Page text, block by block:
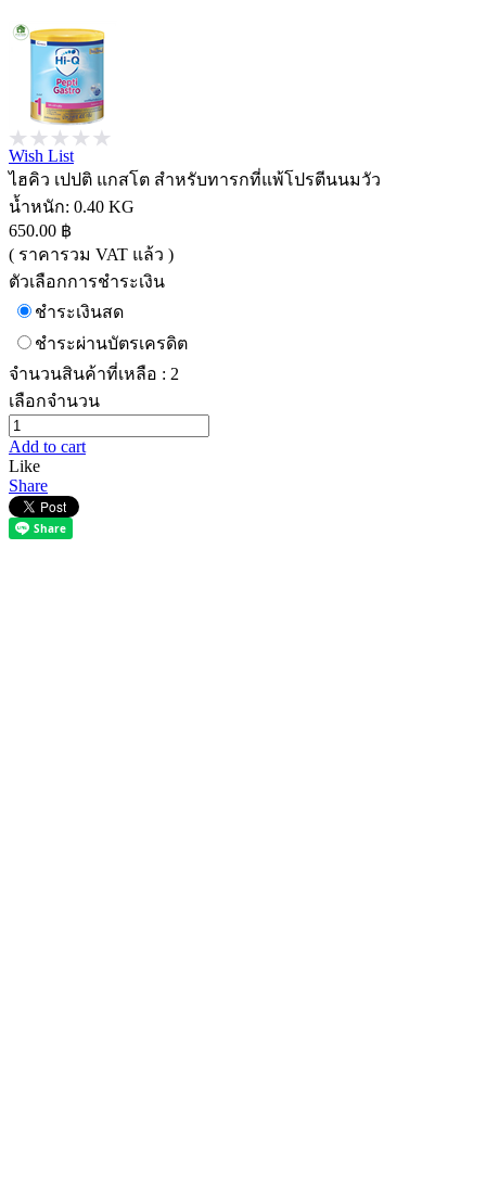
Wish List
ไฮคิว เปปติ แกสโต สำหรับทารกที่แพ้โปรตีนนมวัว
น้ำหนัก: 0.40 KG
650.00 ฿
( ราคารวม VAT แล้ว )
ตัวเลือกการชำระเงิน
ชำระเงินสด
ชำระผ่านบัตรเครดิต
จำนวนสินค้าที่เหลือ : 2
เลือกจำนวน
Add to cart
Like
Share